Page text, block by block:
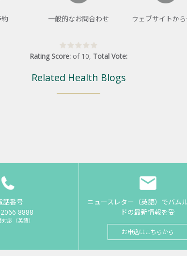
約 一般的なお問合わせ ウェブサイトか
Rating Score: of 10, Total Vote:
Related Health Blogs
話番号
8888
応（英語）
ニュースレター（英語）でバム
ドの最新情報を受
お申込はこちらから